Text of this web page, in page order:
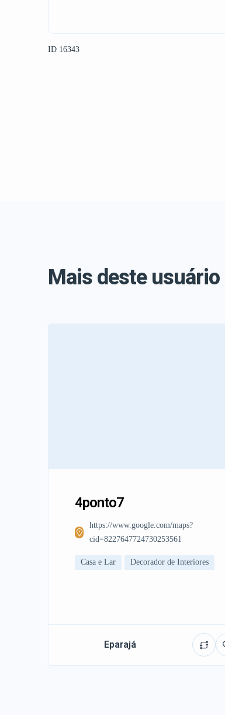
ID 16343
Mais deste usuário
4ponto7
https://www.google.com/maps?
cid=8227647724730253561
Casa e Lar Decorador de Interiores
Eparajá